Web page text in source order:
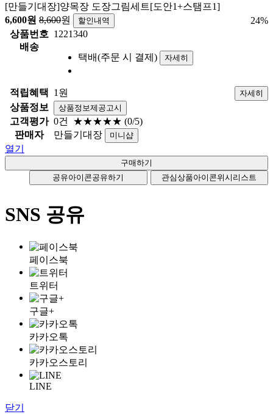
[만들기대장]양목장 도장그림세트[도안1+스탬프1]
6,600원 8,600원 할인내역 24%
상품번호 1221340
배송
택배(주문 시 결제)
자세히
적립혜택 1원 자세히
상품정보 상품정보제공고시
고객평가 0건 ★★★★★ (0/5)
판매자
만들기대장 미니샵
열기
공유아이콘공유하기 관심상품아이콘위시리스트
SNS 공유
페이스북
트위터
구글+
카카오톡
카카오스토리
LINE
닫기